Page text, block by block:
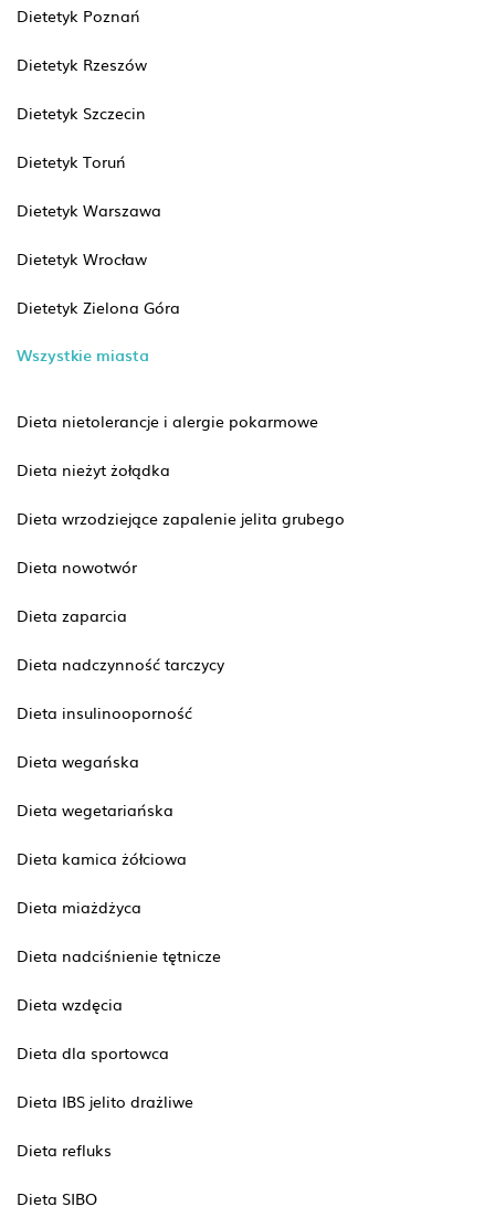
Dietetyk Poznań
Dietetyk Rzeszów
Dietetyk Szczecin
Dietetyk Toruń
Dietetyk Warszawa
Dietetyk Wrocław
Dietetyk Zielona Góra
Wszystkie miasta
Dieta nietolerancje i alergie pokarmowe
Dieta nieżyt żołądka
Dieta wrzodziejące zapalenie jelita grubego
Dieta nowotwór
Dieta zaparcia
Dieta nadczynność tarczycy
Dieta insulinooporność
Dieta wegańska
Dieta wegetariańska
Dieta kamica żółciowa
Dieta miażdżyca
Dieta nadciśnienie tętnicze
Dieta wzdęcia
Dieta dla sportowca
Dieta IBS jelito drażliwe
Dieta refluks
Dieta SIBO